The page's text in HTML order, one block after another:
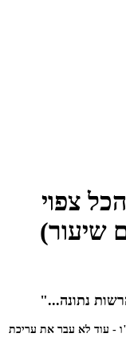
צפוי
שיעור)
נתונה..."
- עוד לא עבר את עריכת